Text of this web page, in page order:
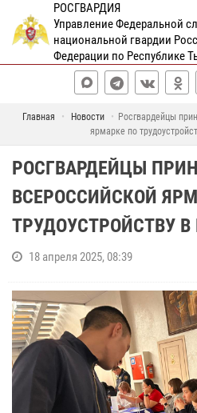
РОСГВАРДИЯ
Управление Федеральной
национальной гвардии
Федерации по Республике
Главная Новости
Росгвардейцы
ярмарке по
РОСГВАРДЕЙЦЫ
ВСЕРОССИЙСКОЙ
ТРУДОУСТРОЙСТВУ В
18 апреля 2025, 08:39